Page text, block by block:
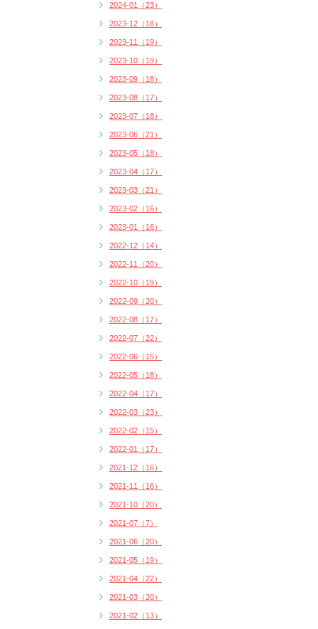
2024-01（23）
2023-12（18）
2023-11（19）
2023-10（19）
2023-09（18）
2023-08（17）
2023-07（18）
2023-06（21）
2023-05（18）
2023-04（17）
2023-03（21）
2023-02（16）
2023-01（16）
2022-12（14）
2022-11（20）
2022-10（19）
2022-09（20）
2022-08（17）
2022-07（22）
2022-06（15）
2022-05（18）
2022-04（17）
2022-03（23）
2022-02（15）
2022-01（17）
2021-12（16）
2021-11（16）
2021-10（20）
2021-07（7）
2021-06（20）
2021-05（19）
2021-04（22）
2021-03（20）
2021-02（13）